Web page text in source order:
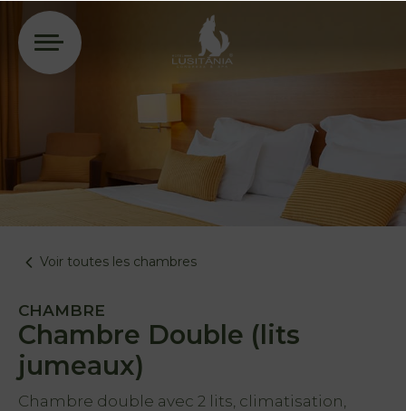
Voir toutes les chambres
CHAMBRE
Chambre Double (lits
jumeaux)
Chambre double avec 2 lits, climatisation,